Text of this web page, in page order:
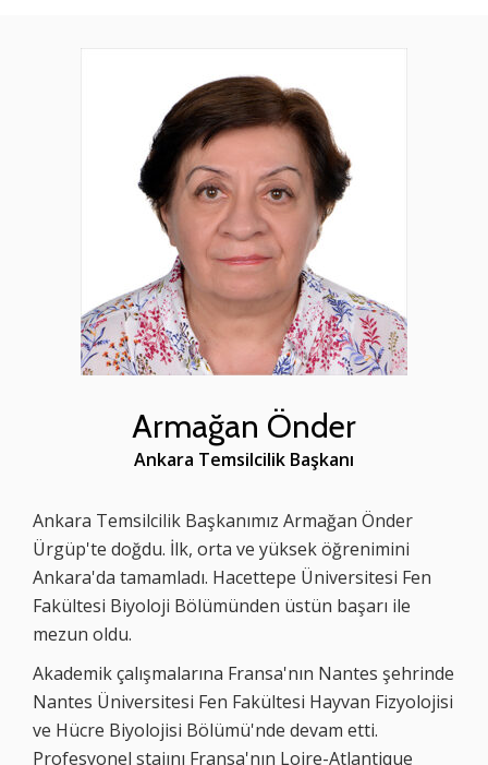
Armağan Önder
Ankara Temsilcilik Başkanı
Ankara Temsilcilik Başkanımız Armağan Önder
Ürgüp'te doğdu. İlk, orta ve yüksek öğrenimini
Ankara'da tamamladı. Hacettepe Üniversitesi Fen
Fakültesi Biyoloji Bölümünden üstün başarı ile
mezun oldu.
Akademik çalışmalarına Fransa'nın Nantes şehrinde
Nantes Üniversitesi Fen Fakültesi Hayvan Fizyolojisi
ve Hücre Biyolojisi Bölümü'nde devam etti.
Profesyonel stajını Fransa'nın Loire-Atlantique